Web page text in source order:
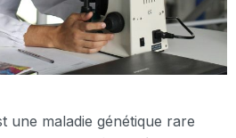
une maladie génétique rare